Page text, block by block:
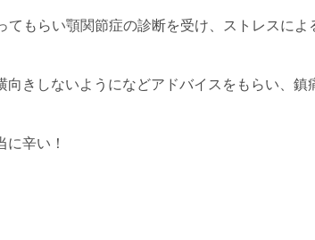
もらい顎関節症の診断を受け、ストレスによ
きしないようになどアドバイスをもらい、鎮
辛い！